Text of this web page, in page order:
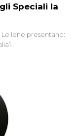
Speciali la
Iene presentano: